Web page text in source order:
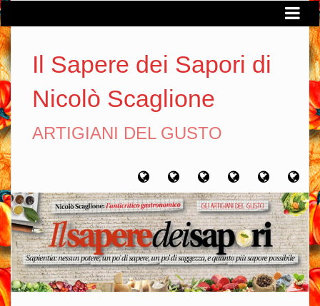
Il Sapere dei Sapori di
Nicolò Scaglione
ARTIGIANI DEL GUSTO
Home Chi
sono
Artigiani
del
gusto
Viaggi
del
gusto
Filosofia
del
gusto